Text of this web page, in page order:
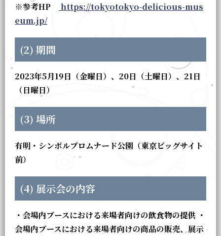
※参考HP
https://tokyotokyo-delicious-mus
eum.jp/
(2) 期間
2023年5月19日（金曜日）、20日（土曜日）、21日
（日曜日）
(3) 場所
有明・シンボルプロムナード公園（東京ビッグサイト
前）
(4) 展示会の内容
・会場内ブースにおける来場者向けの飲食物の提供 ・
会場内ブースにおける来場者向けの商品の販売、展示